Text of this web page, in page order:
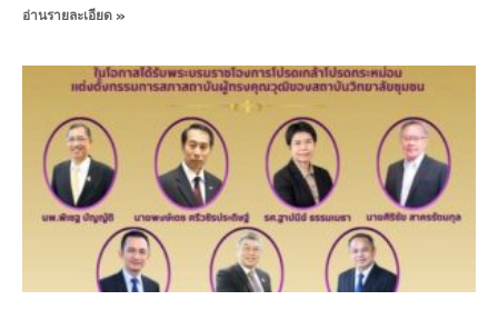
อ่านรายละเอียด »